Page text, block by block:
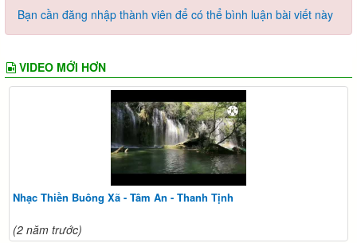
Bạn cần đăng nhập thành viên để có thể bình luận bài viết này
VIDEO MỚI HƠN
Nhạc Thiền Buông Xã - Tâm An - Thanh Tịnh
(2 năm trước)